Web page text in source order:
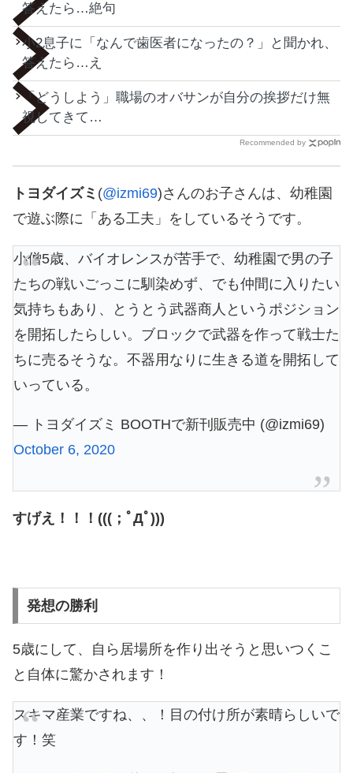
答えたら…絶句
小2息子に「なんで歯医者になったの？」と聞かれ、
答えたら…え
「どうしよう」職場のオバサンが自分の挨拶だけ無
視してきて…
Recommended by
トヨダイズミ (@izmi69)さんのお子さんは、幼稚園
で遊ぶ際に「ある工夫」をしているそうです。
小僧5歳、バイオレンスが苦手で、幼稚園で男の子
たちの戦いごっこに馴染めず、でも仲間に入りたい
気持ちもあり、とうとう武器商人というポジション
を開拓したらしい。ブロックで武器を作って戦士た
ちに売るそうな。不器用なりに生きる道を開拓して
いっている。
— トヨダイズミ BOOTHで新刊販売中 (@izmi69)
October 6, 2020
すげえ！！！(((；ﾟДﾟ)))
発想の勝利
5歳にして、自ら居場所を作り出そうと思いつくこ
と自体に驚かされます！
スキマ産業ですね、、！目の付け所が素晴らしいで
す！笑